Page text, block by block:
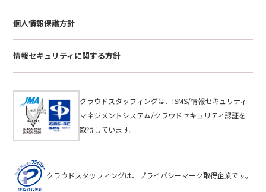
個人情報保護方針
情報セキュリティに関する方針
クラウドスタッフィングは、ISMS/情報セキュリティ
マネジメントシステム/クラウドセキュリティ認証を
取得しています。
クラウドスタッフィングは、プライバシーマーク取得企業です。